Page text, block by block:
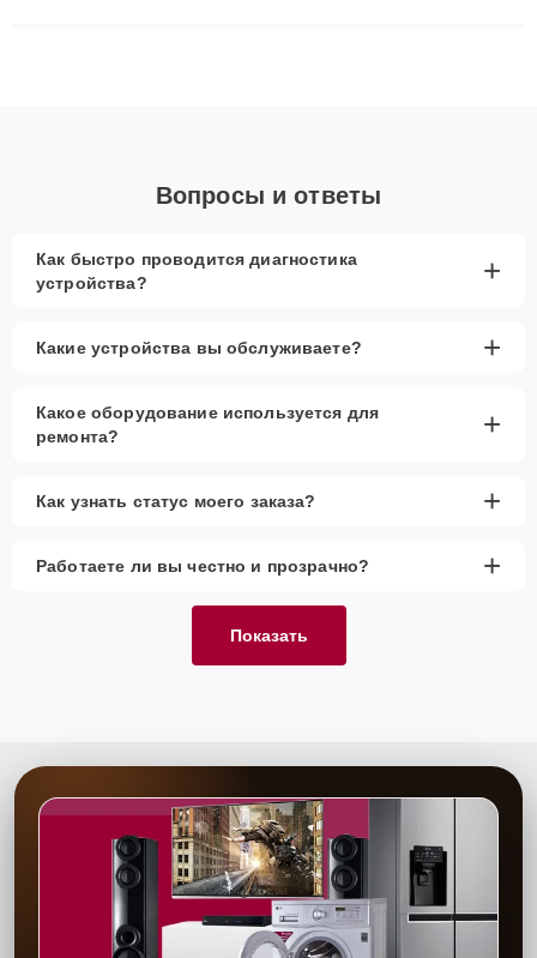
Вопросы и ответы
Как быстро проводится диагностика
устройства?
+
Какие устройства вы обслуживаете? +
Какое оборудование используется для
ремонта?
+
Как узнать статус моего заказа? +
Работаете ли вы честно и прозрачно? +
Показать